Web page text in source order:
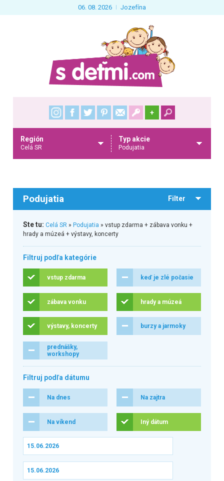
06. 08. 2026 Jozefína
+
Región
Celá SR
Typ akcie
Podujatia
Podujatia Filter
Ste tu: Celá SR» Podujatia » vstup zdarma + zábava vonku +
hrady a múzeá + výstavy, koncerty
Filtruj podľa kategórie
vstup zdarma keď je zlé počasie
zábava vonku hrady a múzeá
výstavy, koncerty burzy a jarmoky
prednášky,
workshopy
Filtruj podľa dátumu
Na dnes Na zajtra
Na víkend Iný dátum